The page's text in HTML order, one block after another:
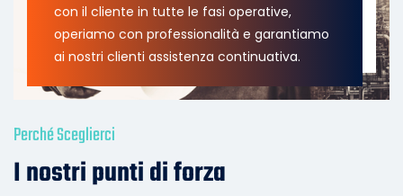
con il cliente in tutte le fasi operative,
operiamo con professionalità e garantiamo
ai nostri clienti assistenza continuativa.
Perché Sceglierci
I nostri punti di forza